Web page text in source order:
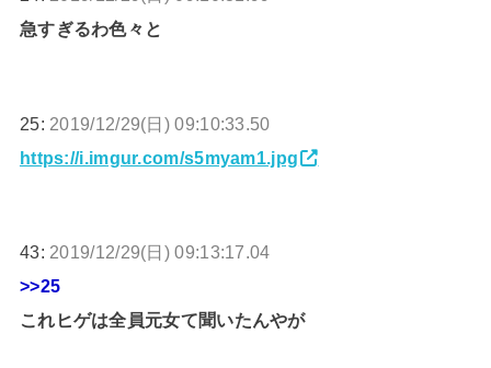
急すぎるわ色々と
25: 2019/12/29(日) 09:10:33.50
https://i.imgur.com/s5myam1.jpg
43: 2019/12/29(日) 09:13:17.04
>>25
これヒゲは全員元女て聞いたんやが